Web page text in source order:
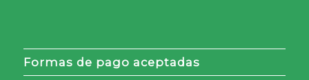
Formas de pago aceptadas